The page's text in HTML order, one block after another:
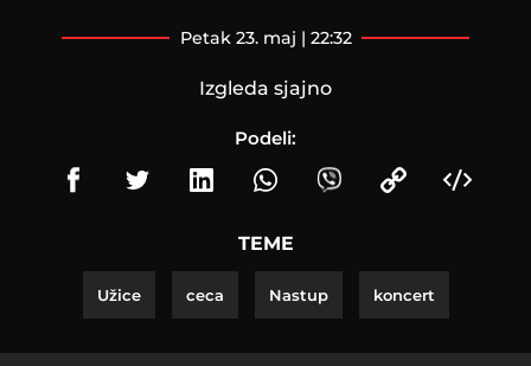
petak 23. maj | 22:32
Izgleda sjajno
Podeli:
TEME
Užice ceca Nastup koncert